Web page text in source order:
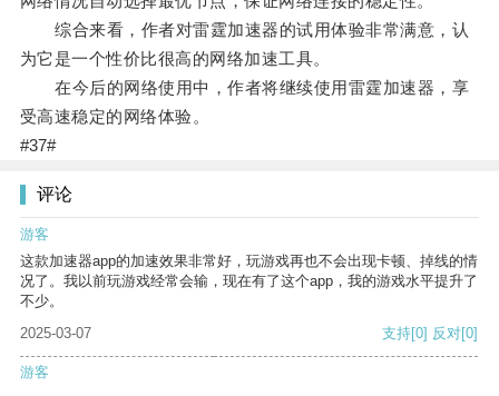
综合来看，作者对雷霆加速器的试用体验非常满意，认
为它是一个性价比很高的网络加速工具。
在今后的网络使用中，作者将继续使用雷霆加速器，享
受高速稳定的网络体验。
#37#
评论
游客
这款加速器app的加速效果非常好，玩游戏再也不会出现卡顿、掉线的情
况了。我以前玩游戏经常会输，现在有了这个app，我的游戏水平提升了
不少。
2025-03-07
支持[0] 反对[0]
游客